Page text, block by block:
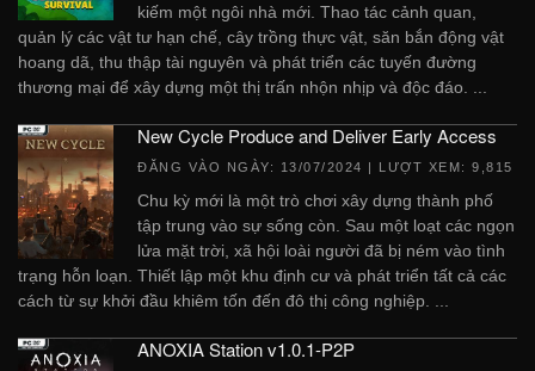
kiếm một ngôi nhà mới. Thao tác cảnh quan,
quản lý các vật tư hạn chế, cây trồng thực vật, săn bắn động vật
hoang dã, thu thập tài nguyên và phát triển các tuyến đường
thương mại để xây dựng một thị trấn nhộn nhịp và độc đáo. ...
New Cycle Produce and Deliver Early Access
ĐĂNG VÀO NGÀY: 13/07/2024 | LƯỢT XEM: 9,815
Chu kỳ mới là một trò chơi xây dựng thành phố
tập trung vào sự sống còn. Sau một loạt các ngọn
lửa mặt trời, xã hội loài người đã bị ném vào tình
trạng hỗn loạn. Thiết lập một khu định cư và phát triển tất cả các
cách từ sự khởi đầu khiêm tốn đến đô thị công nghiệp. ...
ANOXIA Station v1.0.1-P2P